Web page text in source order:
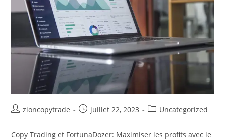
Auteur/autrice
la
zioncopytrade
Publication
juillet 22, 2023
PostUncategorized
Copy Trading et FortunaDozer: Maximiser les profits avec le